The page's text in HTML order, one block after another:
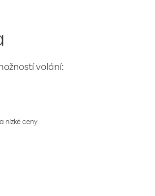
volání:
nízké ceny